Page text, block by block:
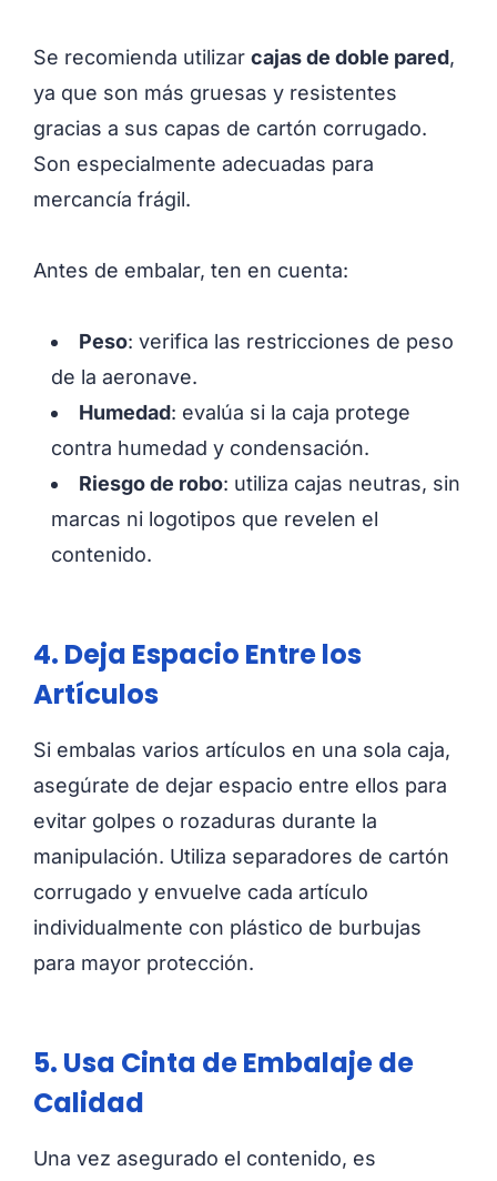
Se recomienda utilizar cajas de doble pared,
ya que son más gruesas y resistentes
gracias a sus capas de cartón corrugado.
Son especialmente adecuadas para
mercancía frágil.
Antes de embalar, ten en cuenta:
Peso: verifica las restricciones de peso
de la aeronave.
Humedad: evalúa si la caja protege
contra humedad y condensación.
Riesgo de robo: utiliza cajas neutras, sin
marcas ni logotipos que revelen el
contenido.
4. Deja Espacio Entre los
Artículos
Si embalas varios artículos en una sola caja,
asegúrate de dejar espacio entre ellos para
evitar golpes o rozaduras durante la
manipulación. Utiliza separadores de cartón
corrugado y envuelve cada artículo
individualmente con plástico de burbujas
para mayor protección.
5. Usa Cinta de Embalaje de
Calidad
Una vez asegurado el contenido, es